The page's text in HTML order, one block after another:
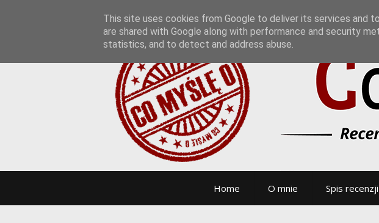
Home O mnie Spis recenzji
This site uses cookies from Google to deliver its services and
are shared with Google along with performance and security
statistics, and to detect and address abuse.